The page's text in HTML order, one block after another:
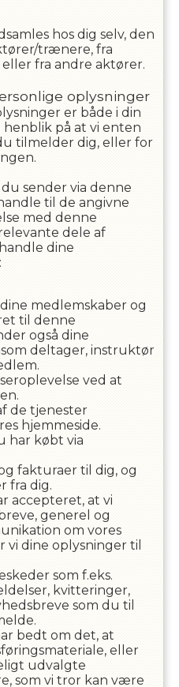
hos dig selv, den
trænere, fra
fra andre aktører.
oplysninger
er både i din
henblik på at vi enten
tilmelder dig, eller for
sender via denne
til de angivne
med denne
dele af
dine
medlemskaber og
til denne
også dine
deltager, instruktør
ved at
de tjenester
hjemmeside.
har købt via
fakturaer til dig, og
fra dig.
accepteret, at vi
generel og
om vores
vi dine oplysninger til
som f.eks.
kvitteringer,
som du til
bedt om det, at
eller
udvalgte
som vi tror kan være